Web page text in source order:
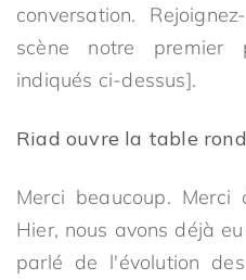
conversation.
scène notre
indiqués ci-dessus].
Riad ouvre la table
Merci beaucoup.
Hier, nous avons déjà
parlé de l'évolution